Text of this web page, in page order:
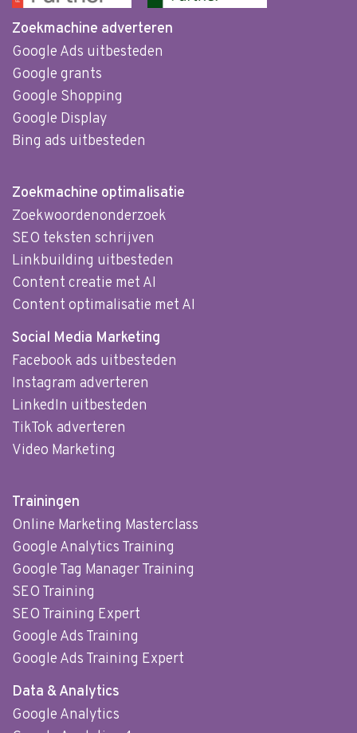
Zoekmachine adverteren
Google Ads uitbesteden
Google grants
Google Shopping
Google Display
Bing ads uitbesteden
Zoekmachine optimalisatie
Zoekwoordenonderzoek
SEO teksten schrijven
Linkbuilding uitbesteden
Content creatie met AI
Content optimalisatie met AI
Social Media Marketing
Facebook ads uitbesteden
Instagram adverteren
LinkedIn uitbesteden
TikTok adverteren
Video Marketing
Trainingen
Online Marketing Masterclass
Google Analytics Training
Google Tag Manager Training
SEO Training
SEO Training Expert
Google Ads Training
Google Ads Training Expert
Data & Analytics
Google Analytics